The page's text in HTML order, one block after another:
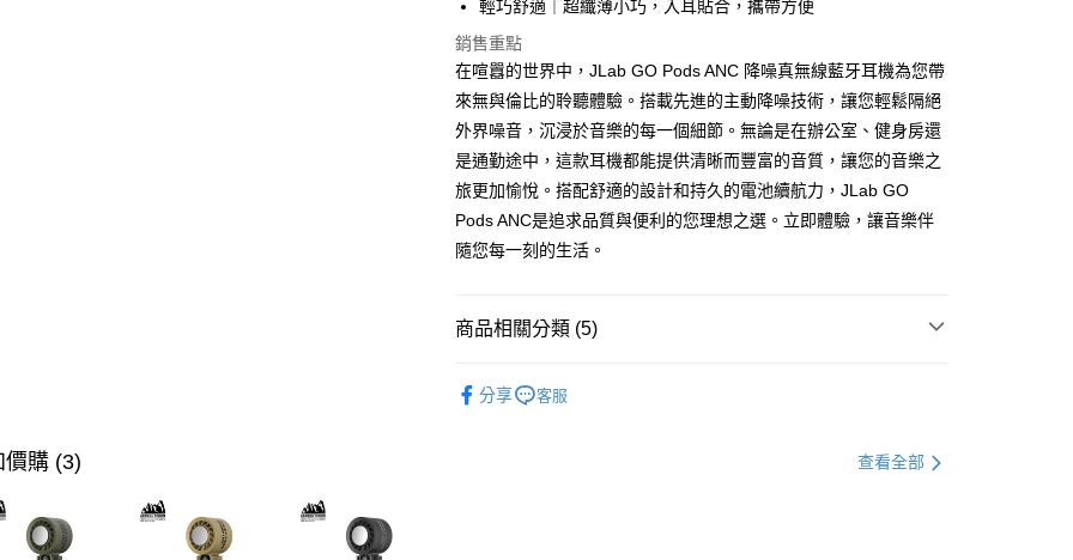
輕巧舒適｜超纖薄小巧，入耳貼合，攜帶方便
銷售重點
在喧囂的世界中，JLab GO Pods ANC 降噪真無線藍牙耳機為您帶
來無與倫比的聆聽體驗。搭載先進的主動降噪技術，讓您輕鬆隔絕
外界噪音，沉浸於音樂的每一個細節。無論是在辦公室、健身房還
是通勤途中，這款耳機都能提供清晰而豐富的音質，讓您的音樂之
旅更加愉悅。搭配舒適的設計和持久的電池續航力，JLab GO
Pods ANC是追求品質與便利的您理想之選。立即體驗，讓音樂伴
隨您每一刻的生活。
商品相關分類 (5)
分享 客服
價購 (3) 查看全部